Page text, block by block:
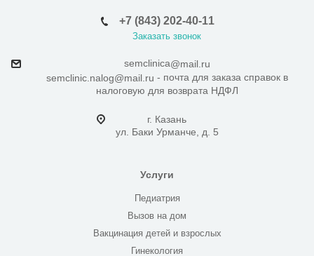
+7 (843) 202-40-11
Заказать звонок
semclinica@mail.ru
semclinic.nalog@mail.ru - почта для заказа справок в
налоговую для возврата НДФЛ
г. Казань
ул. Баки Урманче, д. 5
Услуги
Педиатрия
Вызов на дом
Вакцинация детей и взрослых
Гинекология